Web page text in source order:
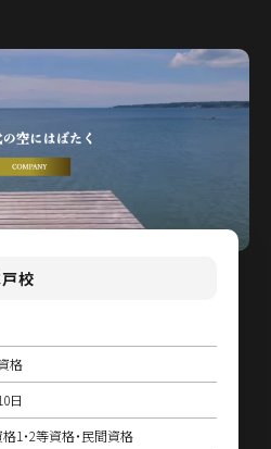
校
格
日
1・2等資格・民間資格